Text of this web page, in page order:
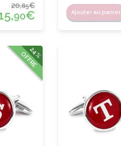
20,85€
90€ Ajouter au panier
24%
OFFRE